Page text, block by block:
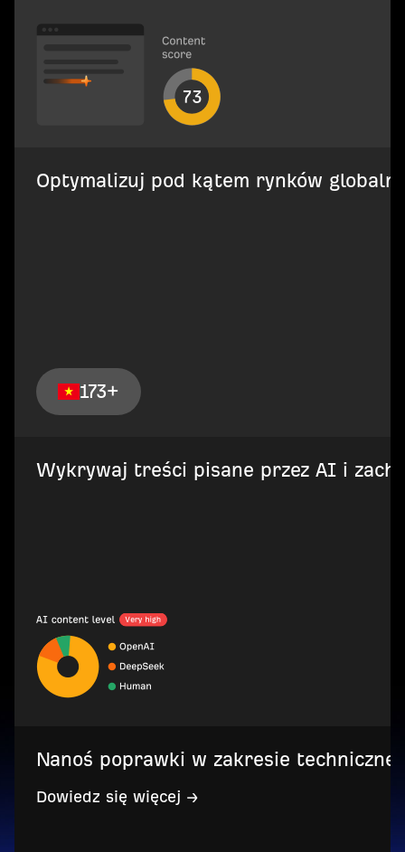
Optymalizuj pod kątem rynków
173+
Wykrywaj treści pisane przez AI i
Nanoś poprawki w zakresie
Dowiedz się więcej →